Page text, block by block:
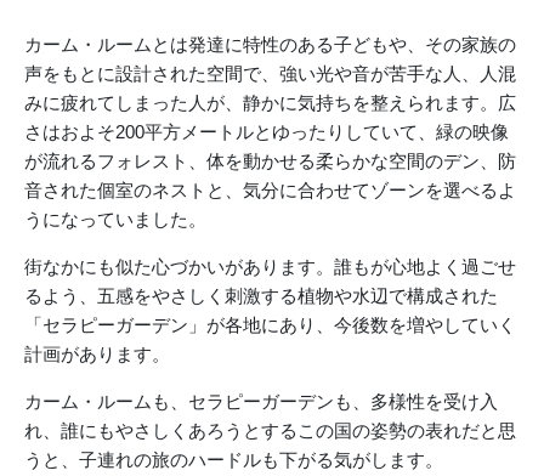
カーム・ルームとは発達に特性のある子どもや、その家族の
声をもとに設計された空間で、強い光や音が苦手な人、人混
みに疲れてしまった人が、静かに気持ちを整えられます。広
さはおよそ200平方メートルとゆったりしていて、緑の映像
が流れるフォレスト、体を動かせる柔らかな空間のデン、防
音された個室のネストと、気分に合わせてゾーンを選べるよ
うになっていました。
街なかにも似た心づかいがあります。誰もが心地よく過ごせ
るよう、五感をやさしく刺激する植物や水辺で構成された
「セラピーガーデン」が各地にあり、今後数を増やしていく
計画があります。
カーム・ルームも、セラピーガーデンも、多様性を受け入
れ、誰にもやさしくあろうとするこの国の姿勢の表れだと思
うと、子連れの旅のハードルも下がる気がします。